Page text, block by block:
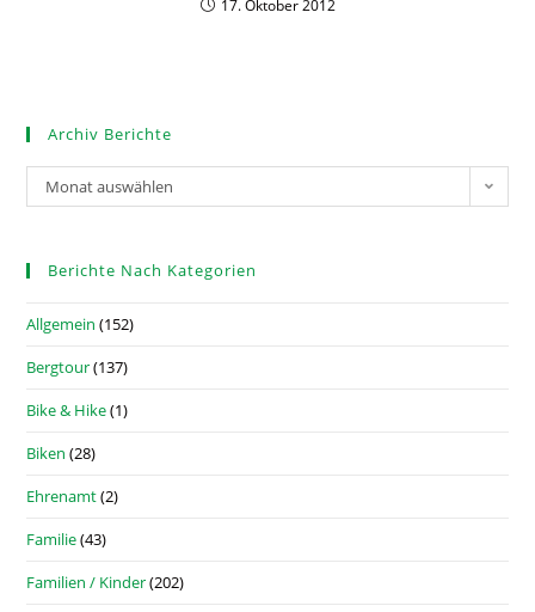
17. Oktober 2012
Archiv Berichte
Monat auswählen
Berichte Nach Kategorien
Allgemein (152)
Bergtour(137)
Bike & Hike(1)
Biken (28)
Ehrenamt(2)
Familie(43)
Familien / Kinder(202)